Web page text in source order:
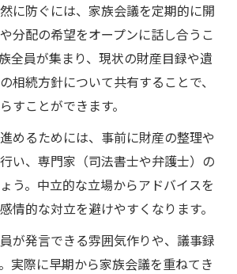
もめる相続トラブルを避ける実践
揉めない人の特徴とトラブル回
原因となる相続トラブルの予防策
かる相続トラブル回避に必要な備
ルを防ぐ公平な遺産分割の進め
に防ぐには、家族会議を定期的に開
分配の希望をオープンに話し合うこ
全員が集まり、現状の財産目録や遺
相続方針について共有することで、
すことができます。
めるためには、事前に財産の整理や
い、専門家（司法書士や弁護士）の
う。中立的な立場からアドバイスを
情的な対立を避けやすくなります。
が発言できる雰囲気作りや、議事録
実際に早期から家族会議を重ねてき